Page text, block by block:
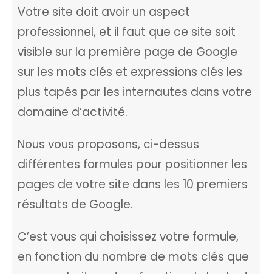
Votre site doit avoir un aspect
professionnel, et il faut que ce site soit
visible sur la première page de Google
sur les mots clés et expressions clés les
plus tapés par les internautes dans votre
domaine d’activité.
Nous vous proposons, ci-dessus
différentes formules pour positionner les
pages de votre site dans les 10 premiers
résultats de Google.
C’est vous qui choisissez votre formule,
en fonction du nombre de mots clés que